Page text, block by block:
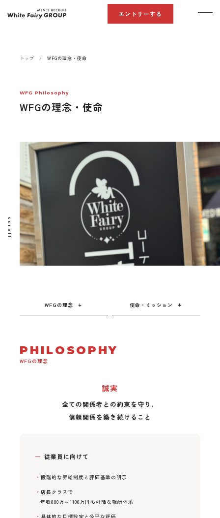
White Fairy GROUP MEN’S RECRUIT
エントリーする
トップ WFGの理念・使命
WFG Philosophy
WFGの理念・使命
scroll
WFGの理念 使命・ミッション
PHILOSOPHY
WFGの理念
誠実
全ての関係者との約束を守り、
信頼関係を築き続けること
従業員に向けて
段階的な昇給制度と評価基準の明示
店長クラスで
年収800万～1100万円も可能な報酬体系
具体的な目標設定と公平な評価